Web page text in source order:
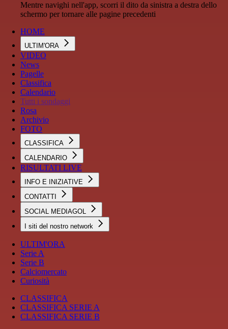
Mentre navighi nell'app, scorri il dito da sinistra a destra dello
schermo per tornare alle pagine precedenti
HOME
ULTIM'ORA
VIDEO
News
Pagelle
Classifica
Calendario
Tutti i sondaggi
Rosa
Archivio
FOTO
CLASSIFICA
CALENDARIO
RISULTATI LIVE
INFO E INIZIATIVE
CONTATTI
SOCIAL MEDIAGOL
I siti del nostro network
ULTIM'ORA
Serie A
Serie B
Calciomercato
Curiosità
CLASSIFICA
CLASSIFICA SERIE A
CLASSIFICA SERIE B